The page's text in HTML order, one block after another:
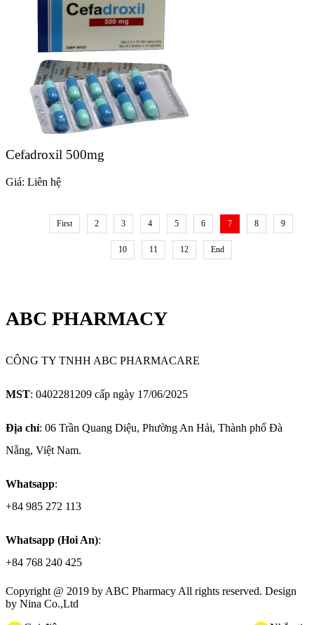
Cefadroxil 500mg
Giá: Liên hệ
First 2 3 4 5 6 7 8 9
10 11 12 End
ABC PHARMACY
CÔNG TY TNHH ABC PHARMACARE
MST: 0402281209 cấp ngày 17/06/2025
Địa chỉ: 06 Trần Quang Diệu, Phường An Hải, Thành phố Đà
Nẵng, Việt Nam.
Whatsapp:
+84 985 272 113
Whatsapp (Hoi An):
+84 768 240 425
Copyright @ 2019 by ABC Pharmacy All rights reserved. Design
by Nina Co.,Ltd